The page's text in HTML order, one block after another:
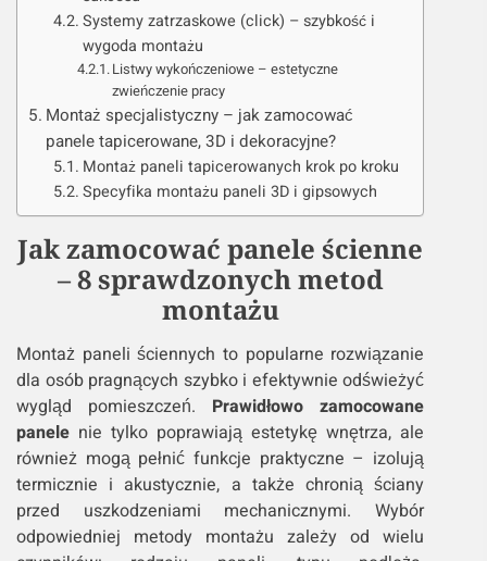
Systemy zatrzaskowe (click) – szybkość i
wygoda montażu
Listwy wykończeniowe – estetyczne
zwieńczenie pracy
Montaż specjalistyczny – jak zamocować
panele tapicerowane, 3D i dekoracyjne?
Montaż paneli tapicerowanych krok po kroku
Specyfika montażu paneli 3D i gipsowych
Jak zamocować panele ścienne
– 8 sprawdzonych metod
montażu
Montaż paneli ściennych to popularne rozwiązanie
dla osób pragnących szybko i efektywnie odświeżyć
wygląd pomieszczeń. Prawidłowo zamocowane
panele nie tylko poprawiają estetykę wnętrza, ale
również mogą pełnić funkcje praktyczne – izolują
termicznie i akustycznie, a także chronią ściany
przed uszkodzeniami mechanicznymi. Wybór
odpowiedniej metody montażu zależy od wielu